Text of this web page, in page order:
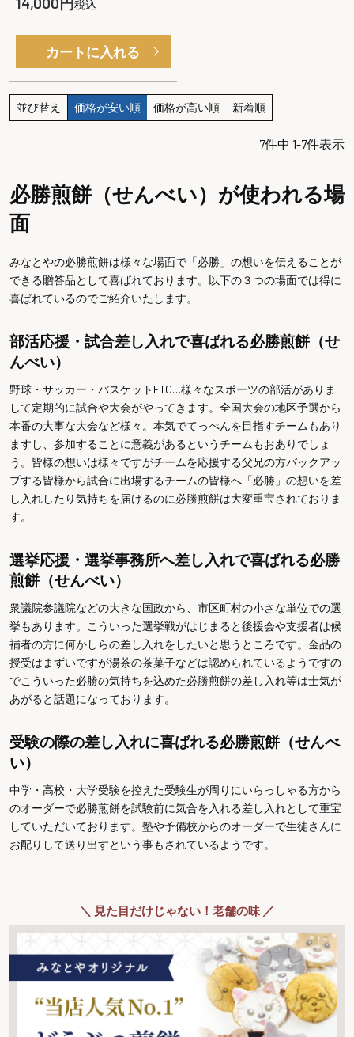
税込
カートに入れる
並び替え 価格が安い順 価格が高い順 新着順
7件中 1-7件表示
必勝煎餅（せんべい）が使われる場
面
みなとやの必勝煎餅は様々な場面で「必勝」の想いを伝えることが
できる贈答品として喜ばれております。以下の３つの場面では得に
喜ばれているのでご紹介いたします。
部活応援・試合差し入れで喜ばれる必勝煎餅（せ
んべい）
野球・サッカー・バスケットETC…様々なスポーツの部活がありま
して定期的に試合や大会がやってきます。全国大会の地区予選から
本番の大事な大会など様々。本気でてっぺんを目指すチームもあり
ますし、参加することに意義があるというチームもおありでしょ
う。皆様の想いは様々ですがチームを応援する父兄の方バックアッ
プする皆様から試合に出場するチームの皆様へ「必勝」の想いを差
し入れしたり気持ちを届けるのに必勝煎餅は大変重宝されておりま
す。
選挙応援・選挙事務所へ差し入れで喜ばれる必勝
煎餅（せんべい）
衆議院参議院などの大きな国政から、市区町村の小さな単位での選
挙もあります。こういった選挙戦がはじまると後援会や支援者は候
補者の方に何かしらの差し入れをしたいと思うところです。金品の
授受はまずいですが湯茶の茶菓子などは認められているようですの
でこういった必勝の気持ちを込めた必勝煎餅の差し入れ等は士気が
あがると話題になっております。
受験の際の差し入れに喜ばれる必勝煎餅（せんべ
い）
中学・高校・大学受験を控えた受験生が周りにいらっしゃる方から
のオーダーで必勝煎餅を試験前に気合を入れる差し入れとして重宝
していただいております。塾や予備校からのオーダーで生徒さんに
お配りして送り出すという事もされているようです。
＼ 見た目だけじゃない！老舗の味 ／